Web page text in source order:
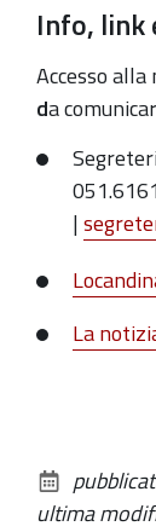
Info, link
Accesso
da
|
La
documento
ultima